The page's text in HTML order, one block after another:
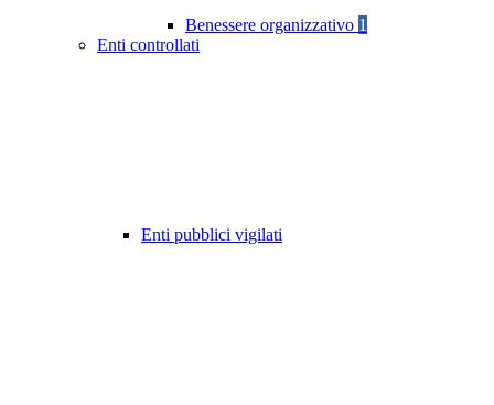
Benessere organizzativo 1
Enti controllati
Enti pubblici vigilati